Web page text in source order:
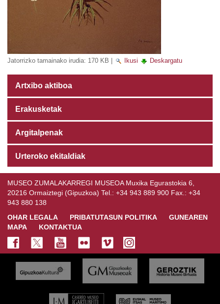
Jatorrizko tamainako irudia: 170 KB Ikusi Deskargatu
Artxibo aktiboa
Erakusketak
Argitalpenak
Urteroko ekitaldiak
MUSEO ZUMALAKARREGI MUSEOA Muxika Egurastokia 6,
20216 Ormaiztegi (Gipuzkoa) Tel.: +34 943 889 900 Fax.: +34
943 880 138
OHAR LEGALA
PRIBATUTASUN POLITIKA
GUNEAREN
MAPA
KONTAKTUA